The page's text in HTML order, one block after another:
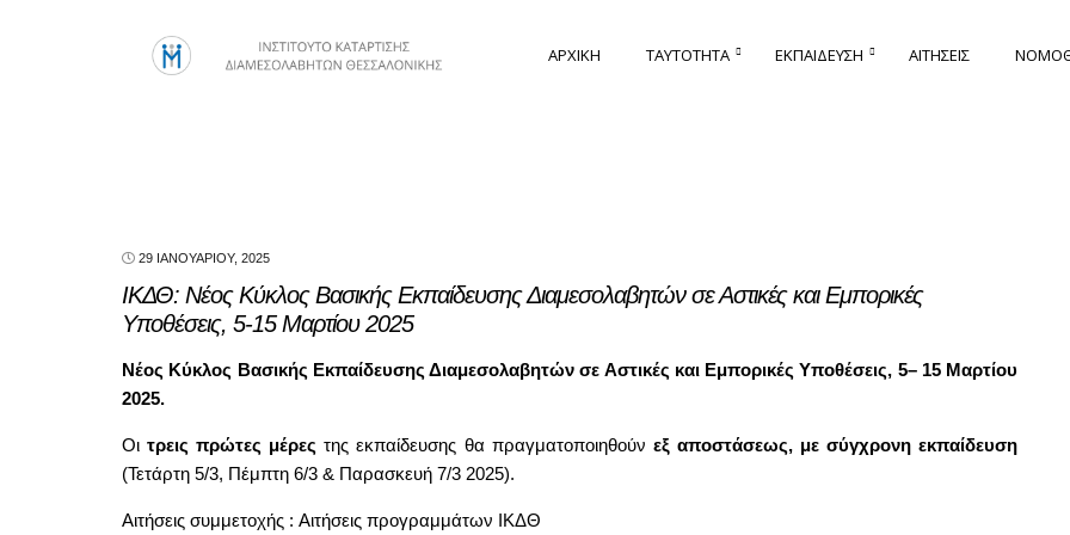
ΑΡΧΙΚΉ ΤΑΥΤΌΤΗΤΑ ΕΚΠΑΊΔΕΥΣΗ ΑΙΤΉΣΕΙΣ
29 ΙΑΝΟΥΑΡΊΟΥ, 2025
ΙΚΔΘ: Νέος Κύκλος Βασικής Εκπαίδευσης Διαμεσολαβητών σε Αστικές και Εμπορικές
Υποθέσεις, 5-15 Μαρτίου 2025
Νέος Κύκλος Βασικής Εκπαίδευσης Διαμεσολαβητών σε Αστικές και Εμπορικές Υποθέσεις, 5– 15 Μαρτίου
2025.
Οιτρεις πρώτες μέρες της εκπαίδευσης θα πραγματοποιηθούν εξ αποστάσεως, με σύγχρονη εκπαίδευση
(Τετάρτη 5/3, Πέμπτη 6/3 & Παρασκευή 7/3 2025).
Αιτήσεις συμμετοχής : Αιτήσεις προγραμμάτων ΙΚΔΘ